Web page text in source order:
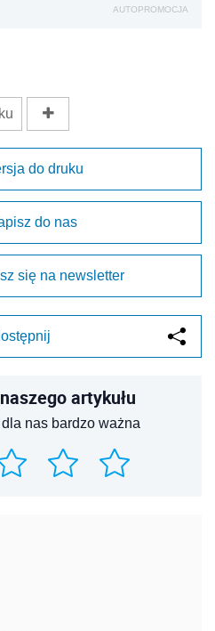
AUTOPROMOCJA
do druku
do nas
się na newsletter
artykułu
nas bardzo ważna